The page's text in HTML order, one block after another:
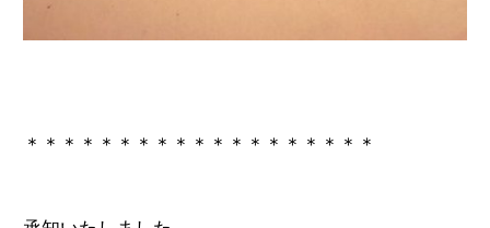
＊＊＊＊＊＊＊＊＊＊＊＊＊＊＊＊＊＊＊